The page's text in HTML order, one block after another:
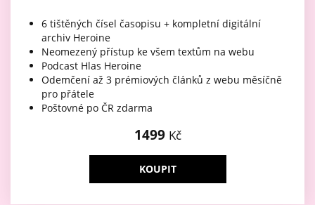
6 tištěných čísel časopisu + kompletní digitální
archiv Heroine
Neomezený přístup ke všem textům na webu
Podcast Hlas Heroine
Odemčení až 3 prémiových článků z webu měsíčně
pro přátele
Poštovné po ČR zdarma
1499 Kč
KOUPIT